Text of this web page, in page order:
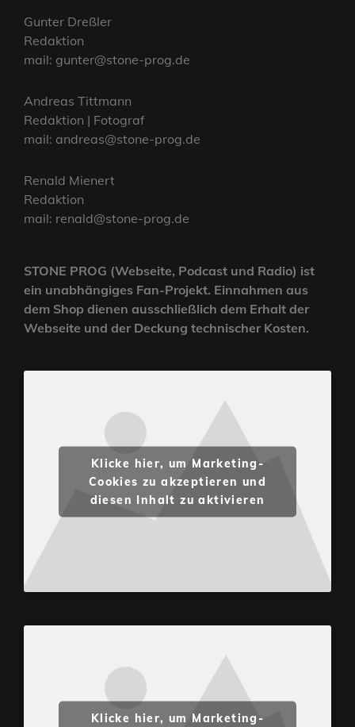
Gunter Dreßler
Redaktion
mail: gunter@stone-prog.de
Andreas Tittmann
Redaktion | Fotograf
mail: andreas@stone-prog.de
Renald Mienert
Redaktion
mail: renald@stone-prog.de
STONE PROG (Webseite, Podcast und Radio) ist
ein unabhängiges Fan-Projekt. Einnahmen aus
dem Shop dienen ausschließlich dem Erhalt der
Webseite und der Deckung technischer Kosten.
Klicke hier, um Marketing-
Cookies zu akzeptieren und
diesen Inhalt zu aktivieren
Klicke hier, um Marketing-